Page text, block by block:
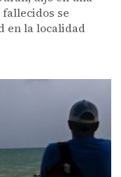
se
en la localidad